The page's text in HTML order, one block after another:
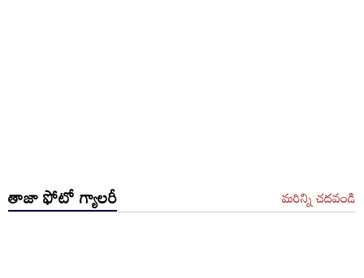
తాజా ఫోటో గ్యాలరీ మరిన్ని చదవండి